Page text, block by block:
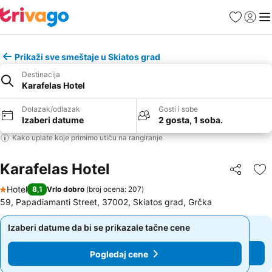
FavoritiPrijavi
Prikaži sve smeštaje u Skiatos grad
Destinacija
Karafelas Hotel
Dolazak/odlazak
Izaberi datume
Gosti i sobe
2 gosta, 1 soba.
Kako uplate koje primimo utiču na rangiranje
Karafelas Hotel Deli
1 Zvezdice
Hotel 8,1 Vrlo dobro (broj ocena: 207)
59, Papadiamanti Street, 37002, Skiatos grad, Grčka
Izaberi datume da bi se prikazale tačne cene
Pogledaj cene
Izaberi datume da bi se prikazale tačne cene
Pogledaj cene